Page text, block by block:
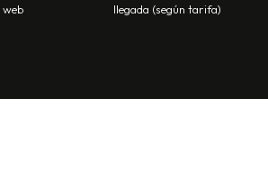
web
llegada (según tarifa)